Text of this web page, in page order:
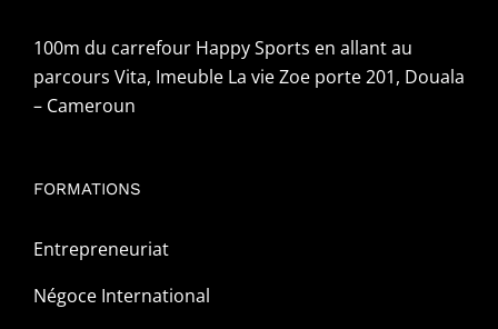
100m du carrefour Happy Sports en allant au
parcours Vita, Imeuble La vie Zoe porte 201, Douala
– Cameroun
FORMATIONS
Entrepreneuriat
Négoce International